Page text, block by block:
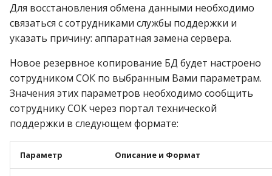
Для восстановления обмена данными необходимо
связаться с сотрудниками службы поддержки и
указать причину: аппаратная замена сервера.
Новое резервное копирование БД будет настроено
сотрудником СОК по выбранным Вами параметрам.
Значения этих параметров необходимо сообщить
сотруднику СОК через портал технической
поддержки в следующем формате:
Параметр Описание и Формат